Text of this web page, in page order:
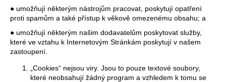
● umožňují některým nástrojům pracovat, poskytují opatření
proti spamům a také přístup k věkově omezenému obsahu; a
● umožňují některým našim dodavatelům poskytovat služby,
které ve vztahu k Internetovým Stránkám poskytují v našem
zastoupení.
„Cookies“ nejsou viry. Jsou to pouze textové soubory,
které neobsahují žádný program a vzhledem k tomu se